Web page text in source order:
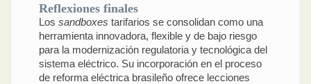
Reflexiones finales
Los sandboxes tarifarios se consolidan como una
herramienta innovadora, flexible y de bajo riesgo
para la modernización regulatoria y tecnológica del
sistema eléctrico. Su incorporación en el proceso
de reforma eléctrica brasileño ofrece lecciones